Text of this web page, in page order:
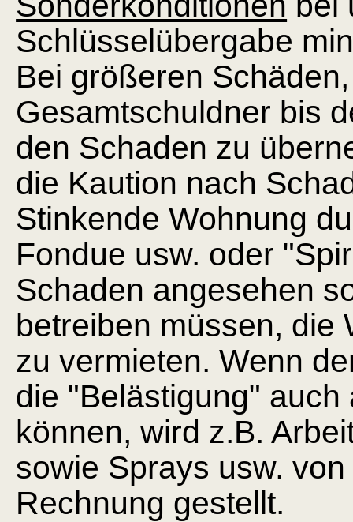
Schlüsselübergabe
Bei größeren
Gesamtschuldner bis
den Schaden zu
die Kaution nach
Stinkende Wohnung
Fondue usw. oder
Schaden angesehen
betreiben müssen, die
zu vermieten. Wenn
die "Belästigung"
können, wird z.B.
sowie Sprays usw.
Rechnung gestellt.